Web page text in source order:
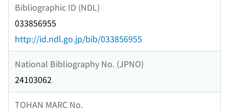
Bibliographic ID (NDL)
033856955
http://id.ndl.go.jp/bib/033856955
National Bibliography No. (JPNO)
24103062
TOHAN MARC No.